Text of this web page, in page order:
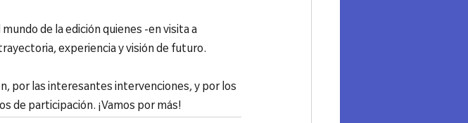
de la edición quienes -en visita a
experiencia y visión de futuro.
por las interesantes intervenciones, y por los
de participación. ¡Vamos por más!